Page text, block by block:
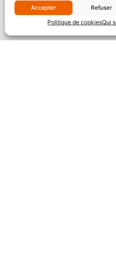
Accepter Refuser
Politique de cookiesQui